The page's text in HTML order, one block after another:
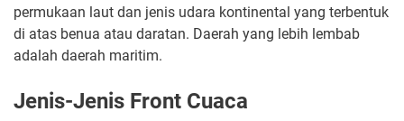
permukaan laut dan jenis udara kontinental yang terbentuk
di atas benua atau daratan. Daerah yang lebih lembab
adalah daerah maritim.
Jenis-Jenis Front Cuaca